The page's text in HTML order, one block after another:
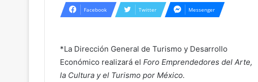
Facebook Twitter Messenger
*La Dirección General de Turismo y Desarrollo
Económico realizará el Foro Emprendedores del Arte,
la Cultura y el Turismo por México.